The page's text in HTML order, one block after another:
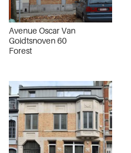
Avenue Oscar Van
Goidtsnoven 60
Forest